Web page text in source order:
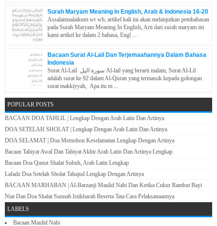
Surah Maryam Meaning In English, Arab & Indonesia 16-20
Assalamualaikum wr wb, artikel kali ini akan melanjutkan pembahasan
pada Surah Maryam Meaning In English, Arti dari surah maryam ini
kami artikel ke dalam 2 bahasa, Engl ...
Bacaan Surat Al-Lail Dan Terjemaahannya Dalam Bahasa
Indonesia
Surat Al-Lail سورة اليل Al-lail yang berarti malam, Surat Al-Lil
adalah surat ke 92 dalam Al-Quran yang termasuk kepada golongan
surat makkiyyah, Apa itu m ...
POPULAR POSTS
BACAAN DOA TAHLIL | Lengkap Dengan Arab Latin Dan Artinya
DOA SETELAH SHOLAT | Lengkap Dengan Arab Latin Dan Artinya
DOA SELAMAT | Doa Memohon Keselamatan Lengkap Dengan Artinya
Bacaan Tahiyat Awal Dan Tahiyat Akhir Arab Latin Dan Artinya Lengkap
Bacaan Doa Qunut Shalat Subuh, Arab Latin Lengkap
Lafadz Doa Setelah Sholat Tahajud Lengkap Dengan Artinya
BACAAN MARHABAN | Al-Barzanji Maulid Nabi Dan Ketika Cukur Rambut Bayi
Niat Dan Doa Shalat Sunnah Istikharah Beserta Tata Cara Pelaksanaannya
LABELS
Bacaan Maulid Nabi